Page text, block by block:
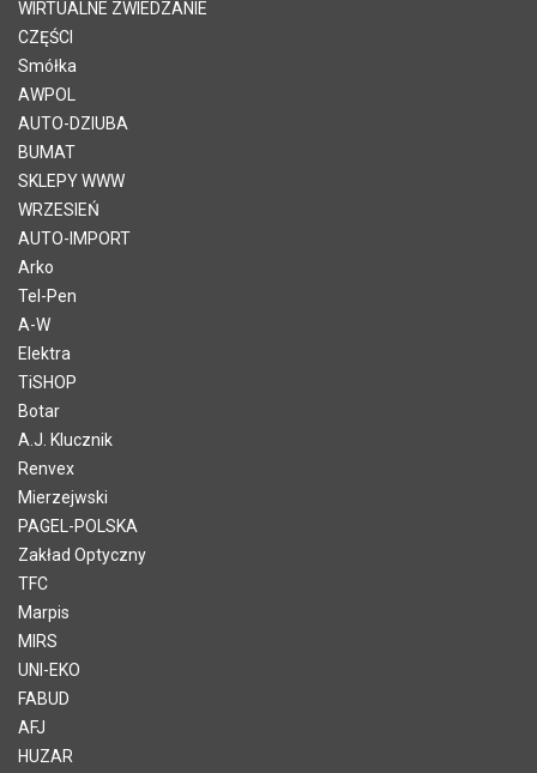
WIRTUALNE ZWIEDZANIE
CZĘŚCI
Smółka
AWPOL
AUTO-DZIUBA
BUMAT
SKLEPY WWW
WRZESIEŃ
AUTO-IMPORT
Arko
Tel-Pen
A-W
Elektra
TiSHOP
Botar
A.J. Klucznik
Renvex
Mierzejwski
PAGEL-POLSKA
Zakład Optyczny
TFC
Marpis
MIRS
UNI-EKO
FABUD
AFJ
HUZAR